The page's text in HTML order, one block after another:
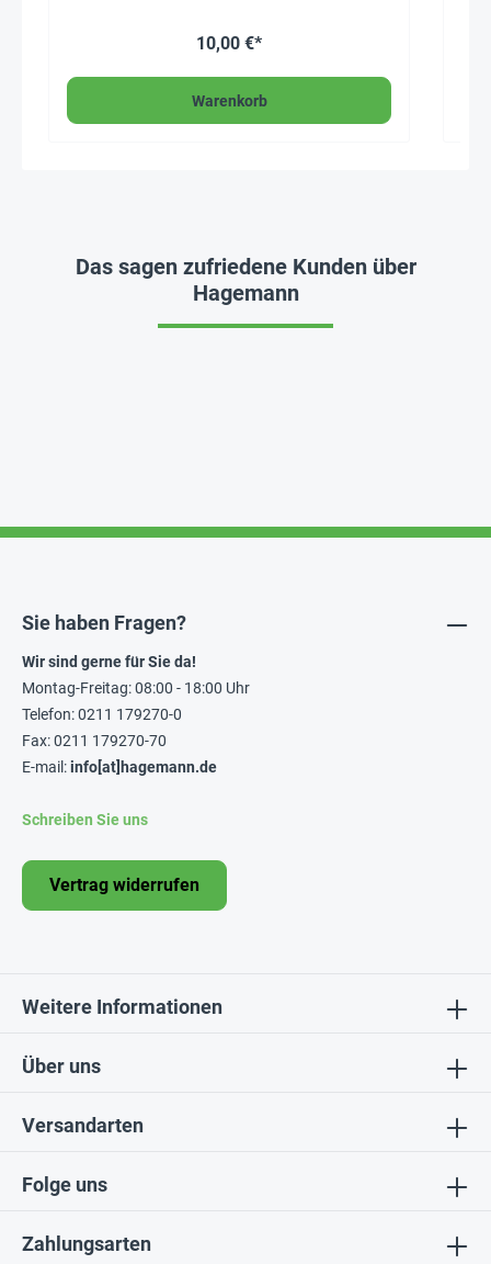
10,00 €*
Warenkorb
Das sagen zufriedene Kunden über
Hagemann
Folge uns
Über uns
Sie haben Fragen?
Wir sind gerne für Sie da!
Montag-Freitag: 08:00 - 18:00 Uhr
Telefon: 0211 179270-0
Fax: 0211 179270-70
E-mail:info[at]hagemann.de
Schreiben Sie uns
Vertrag widerrufen
Weitere Informationen
Zahlungsarten
Versandarten